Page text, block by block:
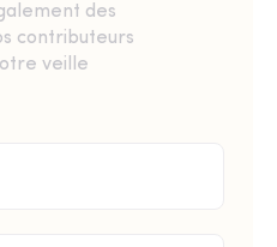
des
contributeurs
veille